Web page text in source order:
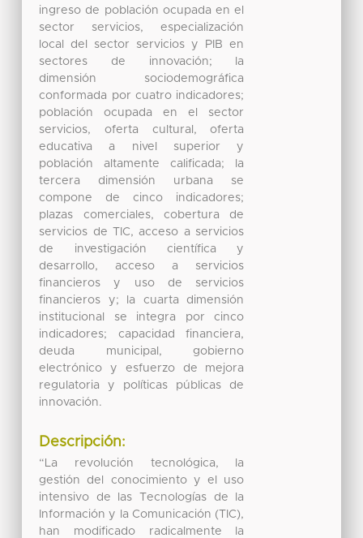
ingreso de población ocupada en el
sector servicios, especialización
local del sector servicios y PIB en
sectores de innovación; la
dimensión sociodemográfica
conformada por cuatro indicadores;
población ocupada en el sector
servicios, oferta cultural, oferta
educativa a nivel superior y
población altamente calificada; la
tercera dimensión urbana se
compone de cinco indicadores;
plazas comerciales, cobertura de
servicios de TIC, acceso a servicios
de investigación científica y
desarrollo, acceso a servicios
financieros y uso de servicios
financieros y; la cuarta dimensión
institucional se integra por cinco
indicadores; capacidad financiera,
deuda municipal, gobierno
electrónico y esfuerzo de mejora
regulatoria y políticas públicas de
innovación.
Descripción:
“La revolución tecnológica, la
gestión del conocimiento y el uso
intensivo de las Tecnologías de la
Información y la Comunicación (TIC),
han modificado radicalmente la